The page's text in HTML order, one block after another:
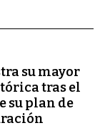
su mayor
tras el
su plan de